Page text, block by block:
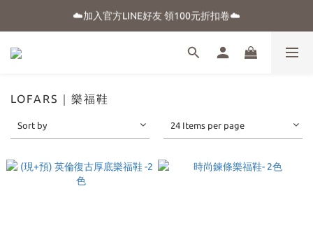
☀️盛夏購物季-滿額贈 "品牌晴雨用抗UV自動傘"
☁️加入官方LINE好友 領100元折扣卷☁️
⭐新朋友首購享優惠⭐
LOFARS｜樂福鞋
Sort by 24 Items per page